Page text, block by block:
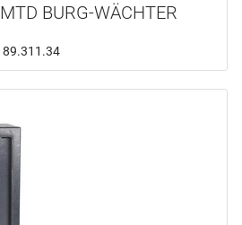
BURG-WÄCHTER
89.311.34